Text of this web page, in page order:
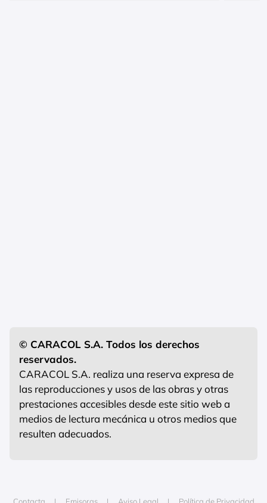
© CARACOL S.A. Todos los derechos
reservados.
CARACOL S.A. realiza una reserva expresa de
las reproducciones y usos de las obras y otras
prestaciones accesibles desde este sitio web a
medios de lectura mecánica u otros medios que
resulten adecuados.